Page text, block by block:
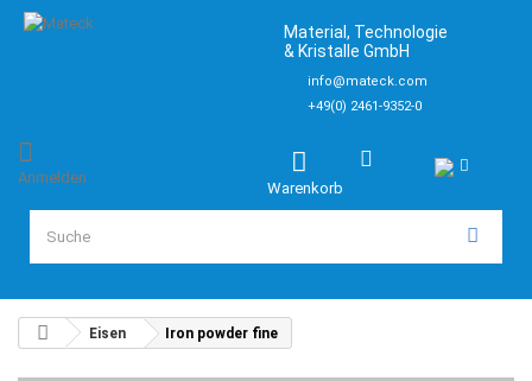
Material, Technologie
& Kristalle GmbH
info@mateck.com
+49(0) 2461-9352-0
Warenkorb
Anmelden
Eisen Iron powder fine